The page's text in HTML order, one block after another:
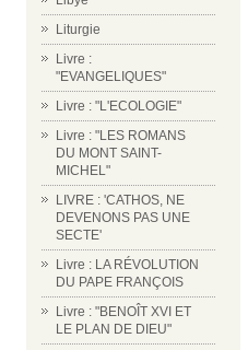
Liturgie
Livre :
"EVANGELIQUES"
Livre : "L'ECOLOGIE"
Livre : "LES ROMANS
DU MONT SAINT-
MICHEL"
LIVRE : 'CATHOS, NE
DEVENONS PAS UNE
SECTE'
Livre : LA RÉVOLUTION
DU PAPE FRANÇOIS
Livre : "BENOÎT XVI ET
LE PLAN DE DIEU"